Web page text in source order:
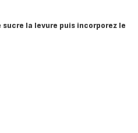
la levure puis incorporez le